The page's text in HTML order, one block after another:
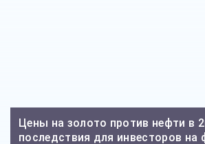
Цены на золото против нефти в
последствия для инвесторов на